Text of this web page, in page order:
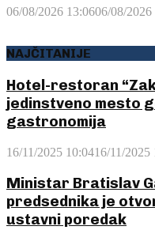
06/08/2026 13:0606/08/2026
NAJČITANIJE
Hotel-restoran
jedinstveno mesto
gastronomija
16/11/2025 10:0416/11/2025
Ministar Bratislav
predsednika je
ustavni poredak